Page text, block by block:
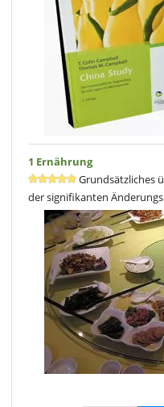
1 Ernährung
Grundsätzliches
der signifikanten